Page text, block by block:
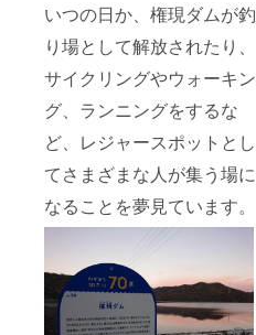
いつの日か、権現ダムが釣
り場として解放されたり、
サイクリングやウォーキン
グ、ランニングをするな
ど、レジャースポットとし
てさまざまな人が集う場に
なることを夢見ています。